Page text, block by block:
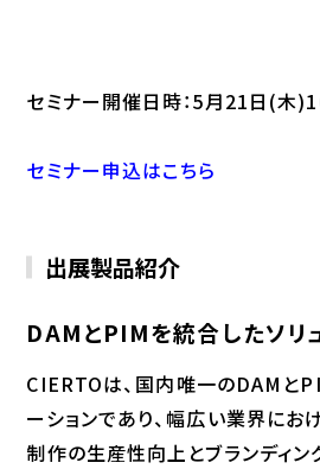
セミナー開催日時：5月21日(木
セミナー申込はこちら
出展製品紹介
DAMとPIMを統合したソリ
CIERTOは、国内唯一のDAMと
ーションであり、幅広い業界にお
制作の生産性向上とブランディン